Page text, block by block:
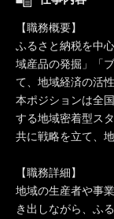
【職務概要】
ふるさと納税を中
域産品の発掘」「
て、地域経済の活
本ポジションは全
する地域密着型ス
共に戦略を立て、
【職務詳細】
地域の生産者や事
き出しながら、ふ